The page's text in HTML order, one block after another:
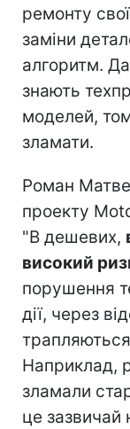
ремонту
заміни
алгоритм.
знають
моделей,
зламати.
Роман
проекту
"В дешевих,
високий
порушення
дії, через
Наприклад,
зламали
це